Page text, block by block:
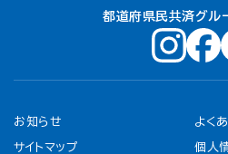
都道府県民共済グル
お知らせ よく
サイトマップ 個人